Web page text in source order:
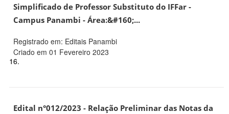
Simplificado de Professor Substituto do IFFar -
Campus Panambi - Área:&#160;...
Registrado em: Editais Panambi
Criado em 01 Fevereiro 2023
16.
Edital n°012/2023 - Relação Preliminar das Notas da